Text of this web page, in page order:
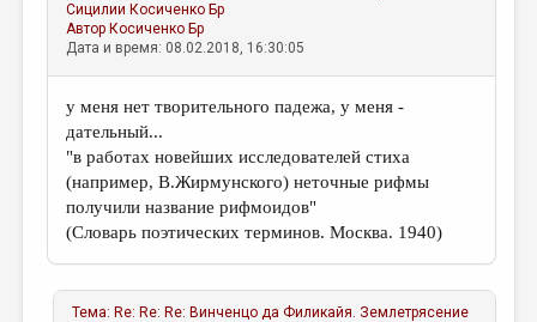
Сицилии Косиченко Бр
Автор Косиченко Бр
Дата и время: 08.02.2018, 16:30:05
у меня нет творительного падежа, у меня -
дательный...
"в работах новейших исследователей стиха
(например, В.Жирмунского) неточные рифмы
получили название рифмоидов"
(Словарь поэтических терминов. Москва. 1940)
Тема: Re: Re: Re: Винченцо да Филикайя. Землетрясение